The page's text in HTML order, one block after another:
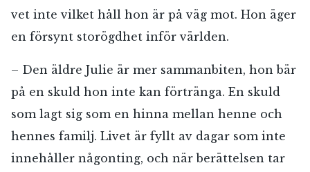
vet inte vilket håll hon är på väg mot. Hon äger
en försynt storögdhet inför världen.
– Den äldre Julie är mer sammanbiten, hon bär
på en skuld hon inte kan förtränga. En skuld
som lagt sig som en hinna mellan henne och
hennes familj. Livet är fyllt av dagar som inte
innehåller någonting, och när berättelsen tar